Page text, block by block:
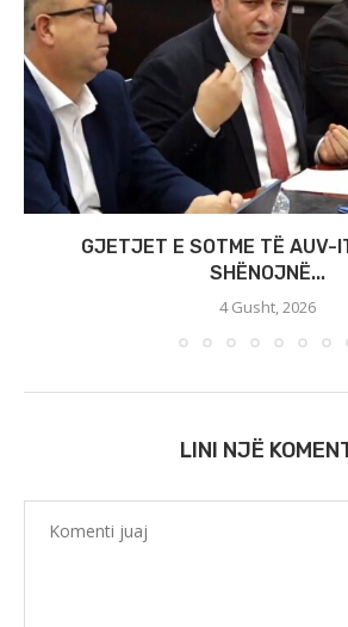
GJETJET E SOTME TË AUV-
SHËNOJNË...
4 Gusht, 2026
LINI NJË